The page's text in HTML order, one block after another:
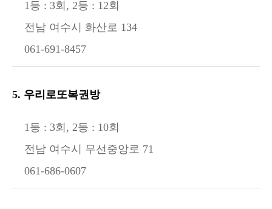
1등 : 3회, 2등 : 12회
전남 여수시 화산로 134
061-691-8457
5. 우리로또복권방
1등 : 3회, 2등 : 10회
전남 여수시 무선중앙로 71
061-686-0607